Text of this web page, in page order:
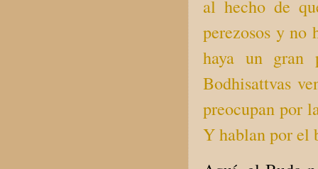
al hecho de
perezosos y no
haya un gran
Bodhisattvas
preocupan por
Y hablan por el